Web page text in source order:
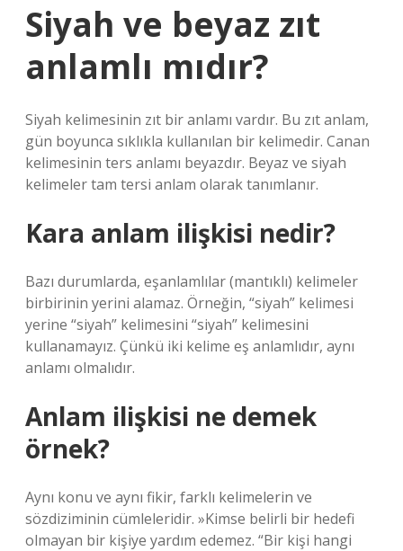
Siyah ve beyaz zıt
anlamlı mıdır?
Siyah kelimesinin zıt bir anlamı vardır. Bu zıt anlam,
gün boyunca sıklıkla kullanılan bir kelimedir. Canan
kelimesinin ters anlamı beyazdır. Beyaz ve siyah
kelimeler tam tersi anlam olarak tanımlanır.
Kara anlam ilişkisi nedir?
Bazı durumlarda, eşanlamlılar (mantıklı) kelimeler
birbirinin yerini alamaz. Örneğin, “siyah” kelimesi
yerine “siyah” kelimesini “siyah” kelimesini
kullanamayız. Çünkü iki kelime eş anlamlıdır, aynı
anlamı olmalıdır.
Anlam ilişkisi ne demek
örnek?
Aynı konu ve aynı fikir, farklı kelimelerin ve
sözdiziminin cümleleridir. »Kimse belirli bir hedefi
olmayan bir kişiye yardım edemez. “Bir kişi hangi